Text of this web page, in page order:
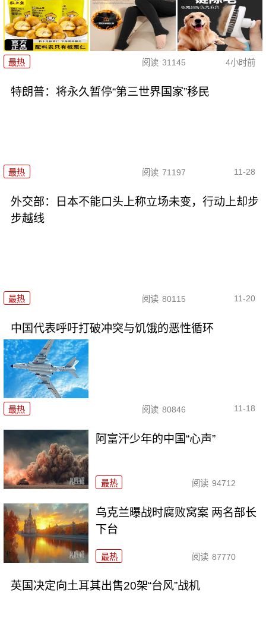
最热 阅读 31145 4小时前
特朗普：将永久暂停“第三世界国家”移民
最热 阅读 71197 11-28
外交部：日本不能口头上称立场未变，行动上却步
步越线
最热 阅读 80115 11-20
中国代表呼吁打破冲突与饥饿的恶性循环
最热 阅读 80846 11-18
阿富汗少年的中国“心声”
最热 阅读 94712
乌克兰曝战时腐败窝案 两名部长
下台
最热 阅读 87770
英国决定向土耳其出售20架“台风”战机